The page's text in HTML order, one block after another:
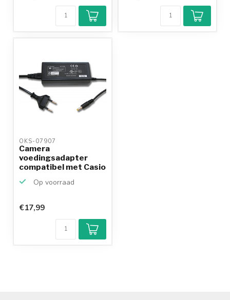
OKS-07907
Camera
voedingsadapter
compatibel met Casio
Op voorraad
€17,99